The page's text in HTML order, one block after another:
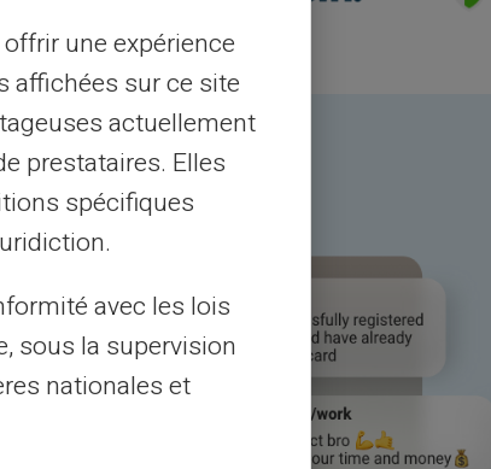
une expérience
affichées sur ce site
actuellement
prestataires. Elles
spécifiques
avec les lois
sous la supervision
nationales et